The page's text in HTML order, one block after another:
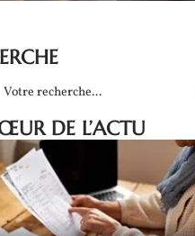
DE L’ACTU